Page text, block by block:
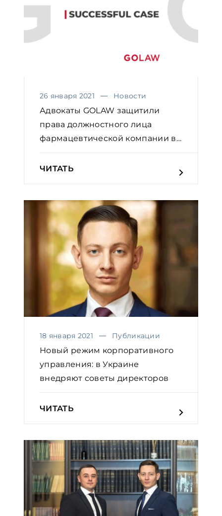
26 января 2021 Новости
Адвокаты GOLAW защитили
права должностного лица
фармацевтической компании в
угол...
ЧИТАТЬ
18 января 2021 Публикации
Новый режим корпоративного
управления: в Украине
внедряют советы директоров
ЧИТАТЬ